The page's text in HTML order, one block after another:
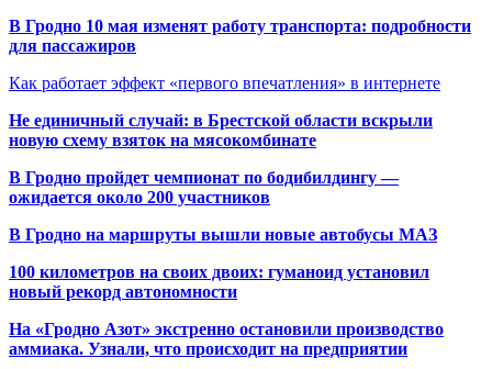
В Гродно 10 мая изменят работу транспорта: подробности
для пассажиров
Как работает эффект «первого впечатления» в интернете
Не единичный случай: в Брестской области вскрыли
новую схему взяток на мясокомбинате
В Гродно пройдет чемпионат по бодибилдингу —
ожидается около 200 участников
В Гродно на маршруты вышли новые автобусы МАЗ
100 километров на своих двоих: гуманоид установил
новый рекорд автономности
На «Гродно Азот» экстренно остановили производство
аммиака. Узнали, что происходит на предприятии